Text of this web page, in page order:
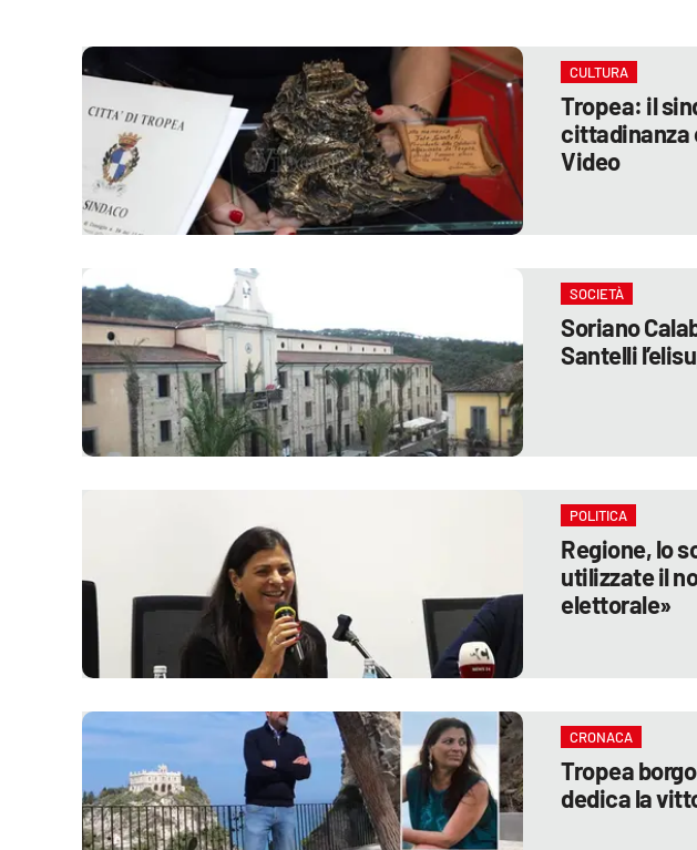
catanzarochannel.it
lacapitalenews.it
CULTURA
Tropea: il
cittadinanza
Video
SOCIETÀ
Soriano
Santelli
POLITICA
Regione, lo
utilizzate il
elettorale»
CRONACA
Tropea
dedica la